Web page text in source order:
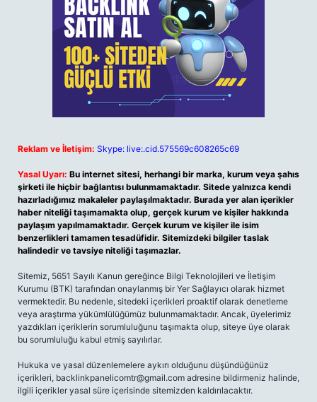
Reklam ve İletişim: Skype: live:.cid.575569c608265c69
Yasal Uyarı: Bu internet sitesi, herhangi bir marka, kurum veya şahıs
şirketi ile hiçbir bağlantısı bulunmamaktadır. Sitede yalnızca kendi
hazırladığımız makaleler paylaşılmaktadır. Burada yer alan içerikler
haber niteliği taşımamakta olup, gerçek kurum ve kişiler hakkında
paylaşım yapılmamaktadır. Gerçek kurum ve kişiler ile isim
benzerlikleri tamamen tesadüfidir. Sitemizdeki bilgiler taslak
halindedir ve tavsiye niteliği taşımazlar.
Sitemiz, 5651 Sayılı Kanun gereğince Bilgi Teknolojileri ve İletişim
Kurumu (BTK) tarafından onaylanmış bir Yer Sağlayıcı olarak hizmet
vermektedir. Bu nedenle, sitedeki içerikleri proaktif olarak denetleme
veya araştırma yükümlülüğümüz bulunmamaktadır. Ancak, üyelerimiz
yazdıkları içeriklerin sorumluluğunu taşımakta olup, siteye üye olarak
bu sorumluluğu kabul etmiş sayılırlar.
Hukuka ve yasal düzenlemelere aykırı olduğunu düşündüğünüz
içerikleri, backlinkpanelicomtr@gmail.com adresine bildirmeniz halinde,
ilgili içerikler yasal süre içerisinde sitemizden kaldırılacaktır.